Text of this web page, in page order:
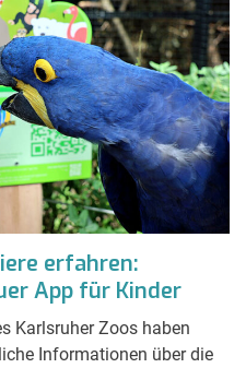
erfahren:
App für Kinder
Karlsruher Zoos haben
Informationen über die